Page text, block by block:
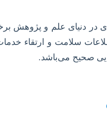
در دنیای علم و پژوهش
سلامت و ارتقاء
صحیح می‌باشد.